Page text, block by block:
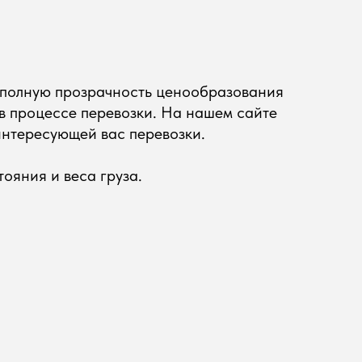
прозрачность ценообразования
процессе перевозки. На нашем сайте
вас перевозки.
и веса груза.